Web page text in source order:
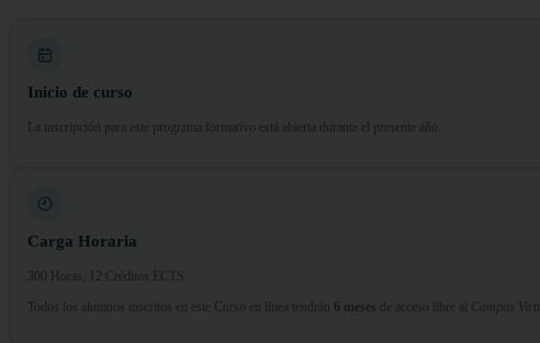
Inicio de curso
La inscripción para este programa formativo está abierta durante el presente año.
Carga Horaria
300 Horas, 12 Créditos ECTS
Todos los alumnos inscritos en este Curso en línea tendrán 6 meses de acceso libre al Campus